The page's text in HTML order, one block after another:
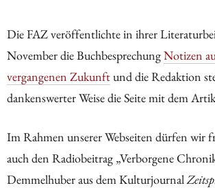
Die FAZ veröffentlichte in ihrer
November die BuchbesprechungNotizen
vergangenen Zukunftund die Redaktion
dankenswerter Weise die Seite mit dem
Im Rahmen unserer Webseiten dürfen wir
auch den Radiobeitrag „Verborgene
Demmelhuber aus dem Kulturjournal